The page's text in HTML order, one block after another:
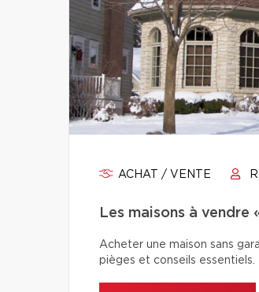
ACHAT / VENTE
Les maisons à
Acheter une maison sans
pièges et conseils essentiels.